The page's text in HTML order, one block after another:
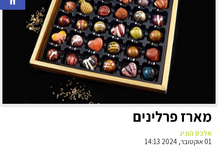
מארז פרלינים
אלכס הוניג
01 אוקטובר, 2024 14:13